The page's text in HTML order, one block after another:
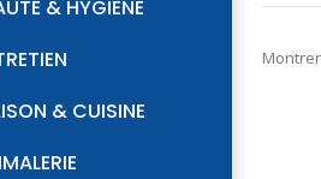
& HYGIÈNE
& CUISINE